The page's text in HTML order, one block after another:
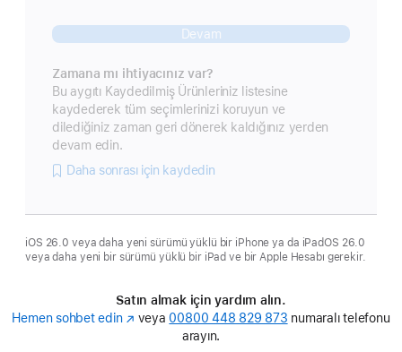
açılır)
Devam
Zamana mı ihtiyacınız var?
Bu aygıtı Kaydedilmiş Ürünleriniz listesine
kaydederek tüm seçimlerinizi koruyun ve
dilediğiniz zaman geri dönerek kaldığınız yerden
devam edin.
Daha sonrası için kaydedin
iOS 26.0 veya daha yeni sürümü yüklü bir iPhone ya da iPadOS 26.0
veya daha yeni bir sürümü yüklü bir iPad ve bir Apple Hesabı gerekir.
Satın almak için yardım alın.
Hemen sohbet edin(Yeni
pencerede
veya 00800 448 829 873 numaralı telefonu
arayın.